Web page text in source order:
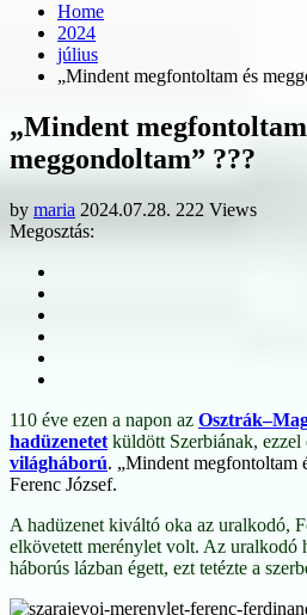
Home
2024
július
„Mindent megfontoltam és
„Mindent megfontoltam
meggondoltam” ???
by maria 2024.07.28. 222 Views
Megosztás:
110 éve ezen a napon az
hadüzenetet küldött Szerbiának, ezzel
világháború. „Mindent megfontoltam
Ferenc József.
A hadüzenet kiváltó oka az uralkodó,
elkövetett merénylet volt. Az uralkodó
háborús lázban égett, ezt tetézte a